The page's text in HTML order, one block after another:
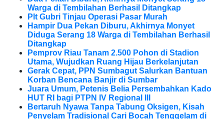
Warga di Tembilahan Berhasil Ditangkap
Plt Gubri Tinjau Operasi Pasar Murah
Hampir Dua Pekan Diburu, Akhirnya Monyet
Diduga Serang 18 Warga di Tembilahan Berhasil
Ditangkap
Pemprov Riau Tanam 2.500 Pohon di Stadion
Utama, Wujudkan Ruang Hijau Berkelanjutan
Gerak Cepat, PPN Sumbagut Salurkan Bantuan
Korban Bencana Banjir di Sumbar
Juara Umum, Petenis Belia Persembahkan Kado
HUT RI bagi PTPN IV Regional III
Bertaruh Nyawa Tanpa Tabung Oksigen, Kisah
Penyelam Tradisional Cari Bocah Tenggelam di